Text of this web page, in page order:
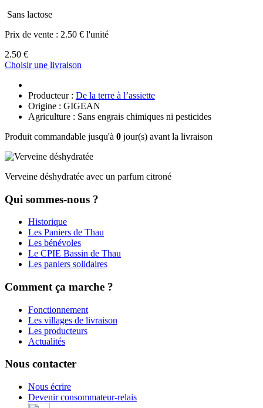
Sans lactose
Prix de vente : 2.50 € l'unité
2.50 €
Choisir une livraison
Producteur : De la terre à l’assiette
Origine : GIGEAN
Agriculture : Sans engrais chimiques ni pesticides
Produit commandable jusqu'à 0 jour(s) avant la livraison
Verveine déshydratée avec un parfum citroné
Qui sommes-nous ?
Historique
Les Paniers de Thau
Les bénévoles
Le CPIE Bassin de Thau
Les paniers solidaires
Comment ça marche ?
Fonctionnement
Les villages de livraison
Les producteurs
Actualités
Nous contacter
Nous écrire
Devenir consommateur-relais